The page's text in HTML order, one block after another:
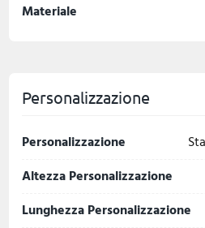
Materiale
Personalizzazione
Personalizzazione
Altezza Personalizzazione
Lunghezza Personalizzazione